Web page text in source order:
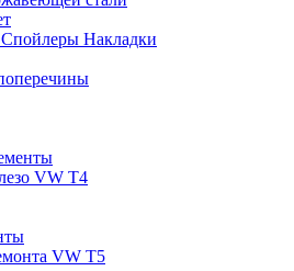
Накладки
VW T4
VW T5